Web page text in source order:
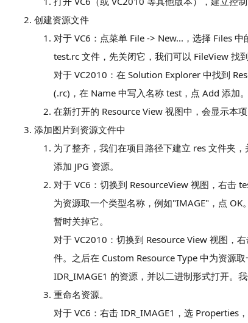
创建资源文件
对于 VC6：点菜单 File -> New...，选择 Files
test.rc 文件，先关闭它，我们可以 FileView 找
对于 VC2010：在 Solution Explorer 中找到
(.rc)，在 Name 中写入名称 test，点 Add 添加
在新打开的 Resource View 视图中，会显示本
添加图片到资源文件中
为了整齐，我们在项目路径下建立 res 文件夹
添加 JPG 资源。
对于 VC6：切换到 ResourceView 视图，右击
为资源取一个类型名称，例如"IMAGE"，点
暂时关掉它。
对于 VC2010：切换到 Resource View 视图，
件。之后在 Custom Resource Type 中为资源
IDR_IMAGE1 的资源，并以二进制形式打开。我
重命名资源。
对于 VC6：右击 IDR_IMAGE1，选 Properties